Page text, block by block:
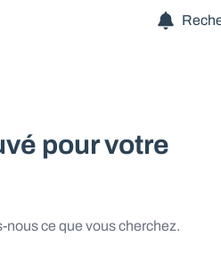
pour votre
ce que vous cherchez.